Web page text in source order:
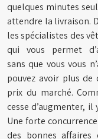
quelques minutes
attendre la livraison.
les spécialistes des
qui vous permet
sansque vous vous
pouvez avoir plus
prix du marché.
cesse d’augmenter,
Une forte
des bonnes affaires